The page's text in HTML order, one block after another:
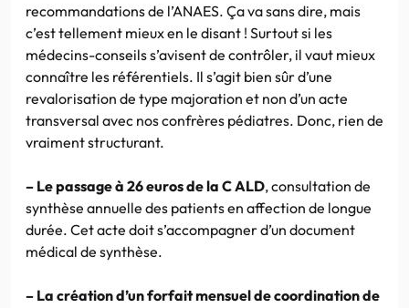
recommandations de l’ANAES. Ça va sans dire, mais
c’est tellement mieux en le disant ! Surtout si les
médecins-conseils s’avisent de contrôler, il vaut mieux
connaître les référentiels. Il s’agit bien sûr d’une
revalorisation de type majoration et non d’un acte
transversal avec nos confrères pédiatres. Donc, rien de
vraiment structurant.
– Le passage à 26 euros de la C ALD, consultation de
synthèse annuelle des patients en affection de longue
durée. Cet acte doit s’accompagner d’un document
médical de synthèse.
– La création d’un forfait mensuel de coordination de